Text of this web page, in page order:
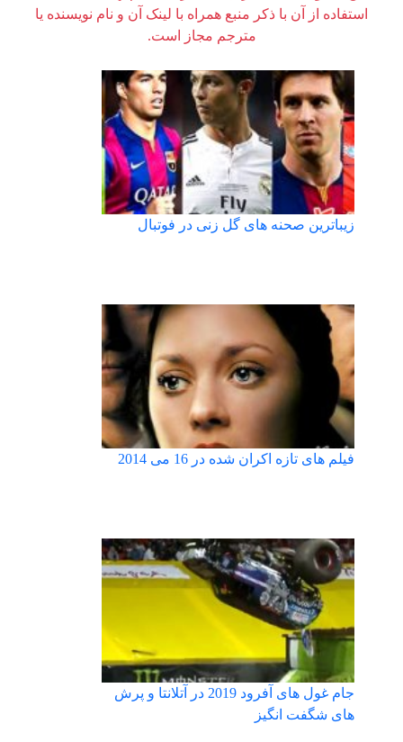
استفاده از آن با ذکر منبع همراه با لینک آن و نام نویسنده یا
مترجم مجاز است.
زیباترین صحنه های گل زنی در فوتبال
فیلم های تازه اکران شده در 16 می 2014
جام غول های آفرود 2019 در آتلانتا و پرش
های شگفت انگیز